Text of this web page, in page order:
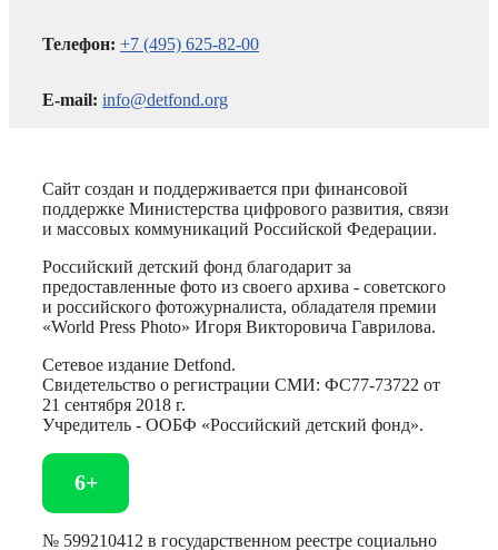
Телефон: +7 (495) 625-82-00
E-mail: info@detfond.org
Сайт создан и поддерживается при финансовой
поддержке Министерства цифрового развития, связи
и массовых коммуникаций Российской Федерации.
Российский детский фонд благодарит за
предоставленные фото из своего архива - советского
и российского фотожурналиста, обладателя премии
«World Press Photo» Игоря Викторовича Гаврилова.
Сетевое издание Detfond.
Свидетельство о регистрации СМИ: ФС77-73722 от
21 сентября 2018 г.
Учредитель - ООБФ «Российский детский фонд».
6+
№ 599210412 в государственном реестре социально